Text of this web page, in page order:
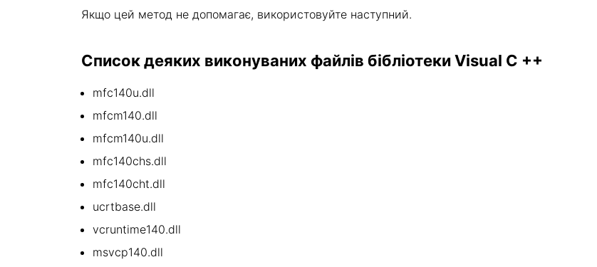
Якщо цей метод не допомагає, використовуйте наступний.
Список деяких виконуваних файлів бібліотеки Visual C ++
mfc140u.dll
mfcm140.dll
mfcm140u.dll
mfc140chs.dll
mfc140cht.dll
ucrtbase.dll
vcruntime140.dll
msvcp140.dll